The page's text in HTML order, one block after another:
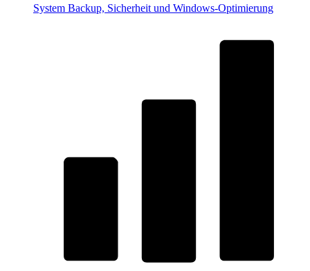
System Backup, Sicherheit und Windows-Optimierung